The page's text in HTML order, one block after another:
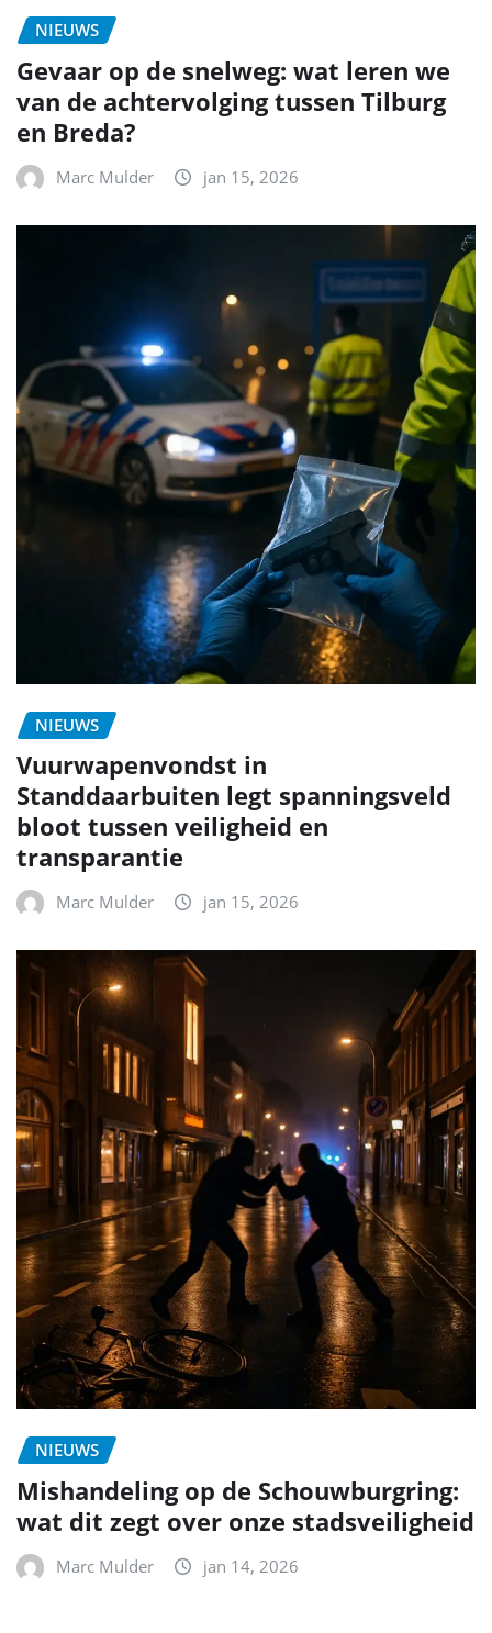
NIEUWS
Gevaar op de snelweg: wat leren we
van de achtervolging tussen Tilburg
en Breda?
Marc Mulder jan 15, 2026
NIEUWS
Vuurwapenvondst in
Standdaarbuiten legt spanningsveld
bloot tussen veiligheid en
transparantie
Marc Mulder jan 15, 2026
NIEUWS
Mishandeling op de Schouwburgring:
wat dit zegt over onze stadsveiligheid
Marc Mulder jan 14, 2026